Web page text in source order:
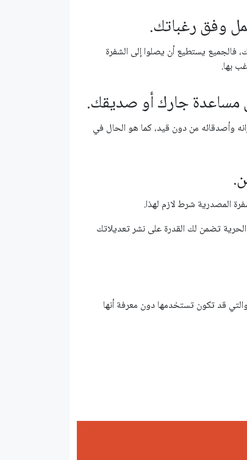
فالجميع يستطيع أن يصلوا إلى الشفرة
بها.
وأصدقائه من دون قيد، كما هو الحال في
المصدرية شرط لازم لهذا.
تضمن لك القدرة على نشر تعديلاتك
قد تكون تستخدمها دون معرفة أنها